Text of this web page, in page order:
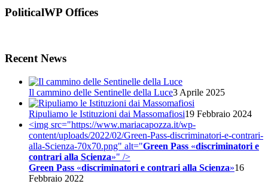
PoliticalWP Offices
Recent News
Il cammino delle Sentinelle della Luce3 Aprile 2025
Ripuliamo le Istituzioni dai Massomafiosi19 Febbraio 2024
<img src="https://www.mariacapozza.it/wp-
content/uploads/2022/02/Green-Pass-discriminatori-e-contrari-
alla-Scienza-70x70.png" alt="Green Pass «discriminatori e
contrari alla Scienza»" />
Green Pass «discriminatori e contrari alla Scienza»16
Febbraio 2022